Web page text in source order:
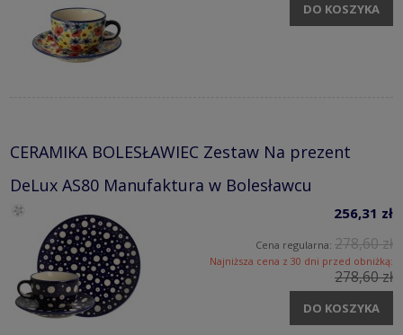
DO KOSZYKA
CERAMIKA BOLESŁAWIEC Zestaw Na prezent
DeLux AS80 Manufaktura w Bolesławcu
256,31 zł
Cena regularna: 278,60 zł
Najniższa cena z 30 dni przed obniżką:
278,60 zł
DO KOSZYKA